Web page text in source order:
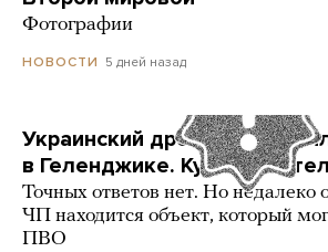
Фотографии
НОВОСТИ 5 дней назад
Украинский дрон попал по
в Геленджике. Куда он
Точных ответов нет. Но недалеко
ЧП находится объект, который
ПВО